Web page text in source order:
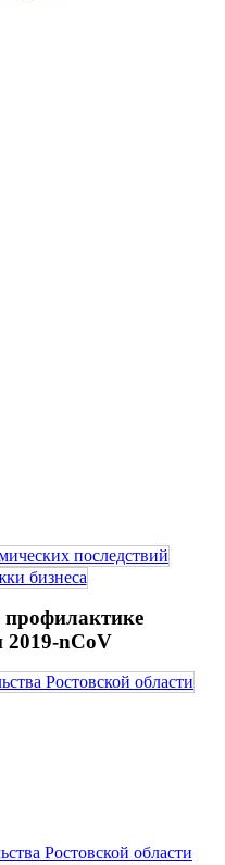
профилактике
2019-nCoV